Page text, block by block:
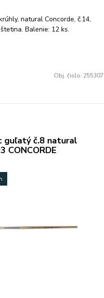
natural Concorde, č.14,
Balenie: 12 ks.
Obj. čislo: 255307
guľatý č.8 natural
CONCORDE